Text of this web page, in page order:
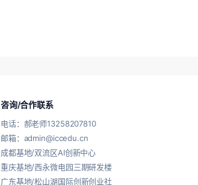
咨询/合作联系
电话：郝老师13258207810
邮箱：admin@iccedu.cn
成都基地/双流区AI创新中心
重庆基地/西永微电园三期研发楼
广东基地/松山湖国际创新创业社